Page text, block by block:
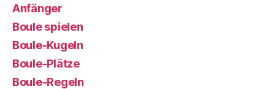
Anfänger
Boule spielen
Boule-Kugeln
Boule-Plätze
Boule-Regeln